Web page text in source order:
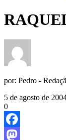
por: Pedro -
5 de agosto de
0
Facebook